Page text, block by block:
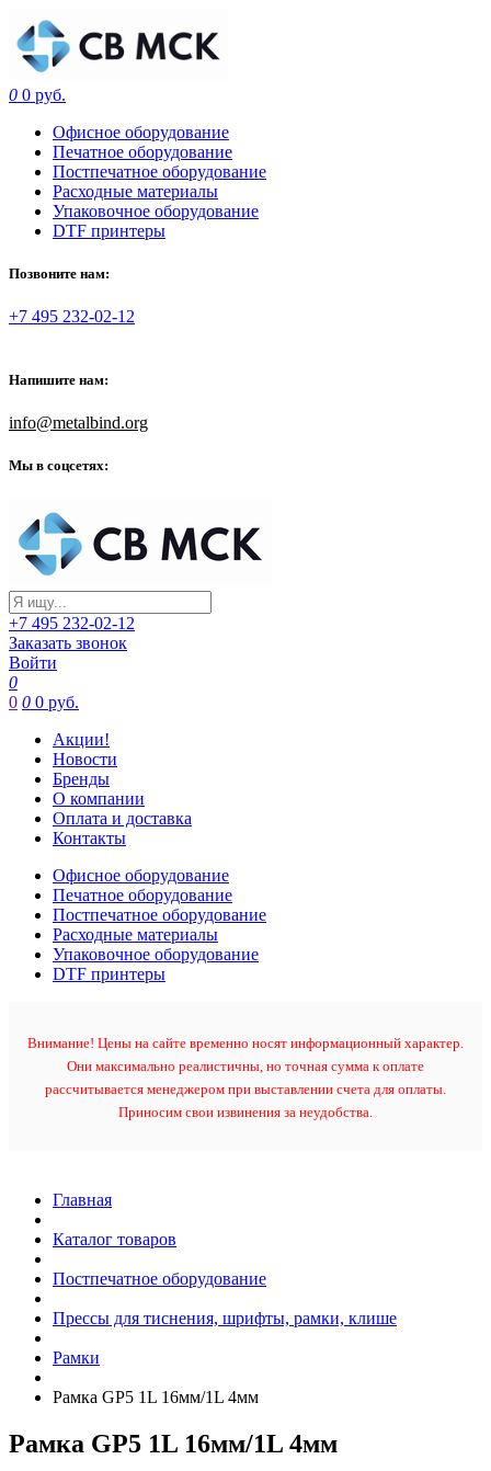
0 0 руб.
Офисное оборудование
Печатное оборудование
Постпечатное оборудование
Расходные материалы
Упаковочное оборудование
DTF принтеры
Позвоните нам:
+7 495 232-02-12
Напишите нам:
info@metalbind.org
Мы в соцсетях:
+7 495 232-02-12
Заказать звонок
Войти
0
0 0 0 руб.
Акции!
Новости
Бренды
О компании
Оплата и доставка
Контакты
Офисное оборудование
Печатное оборудование
Постпечатное оборудование
Расходные материалы
Упаковочное оборудование
DTF принтеры
Внимание! Цены на сайте временно носят информационный характер.
Они максимально реалистичны, но точная сумма к оплате
рассчитывается менеджером при выставлении счета для оплаты.
Приносим свои извинения за неудобства.
Главная
Каталог товаров
Постпечатное оборудование
Прессы для тиснения, шрифты, рамки, клише
Рамки
Рамка GP5 1L 16мм/1L 4мм
Рамка GP5 1L 16мм/1L 4мм